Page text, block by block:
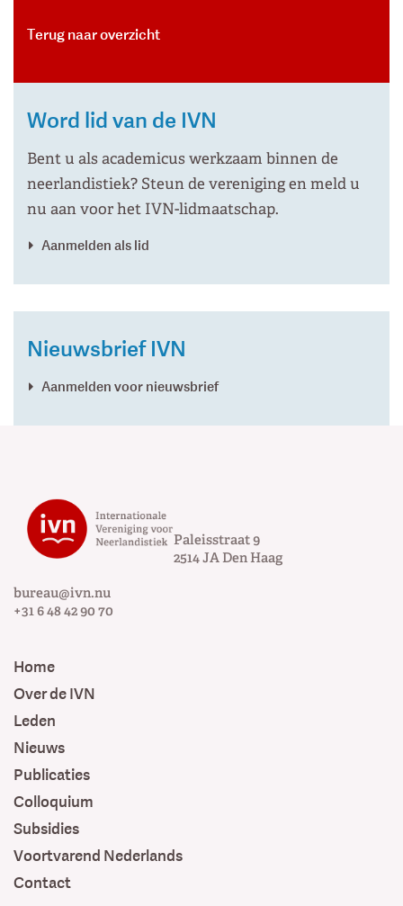
Terug naar overzicht
Word lid van de IVN
Bent u als academicus werkzaam binnen de
neerlandistiek? Steun de vereniging en meld u
nu aan voor het IVN-lidmaatschap.
Aanmelden als lid
Nieuwsbrief IVN
Aanmelden voor nieuwsbrief
Paleisstraat 9
2514 JADen Haag
bureau@ivn.nu
+31 6 48 42 90 70
Home
Over de IVN
Leden
Nieuws
Publicaties
Colloquium
Subsidies
Voortvarend Nederlands
Contact